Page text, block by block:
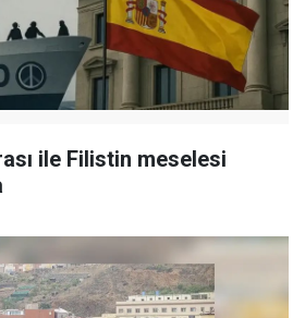
ile Filistin meselesi